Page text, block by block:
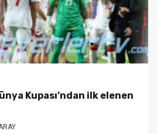
Kupası’ndan ilk elenen